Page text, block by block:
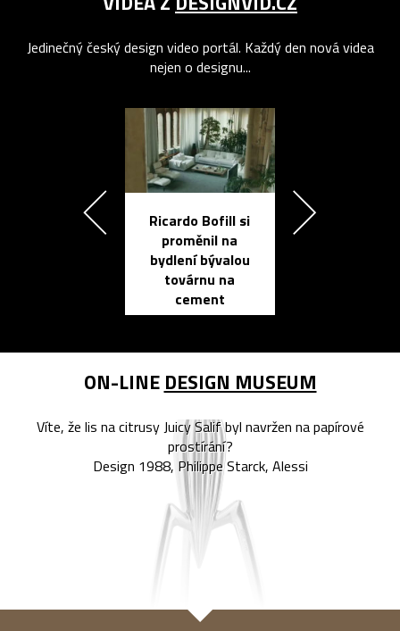
Jedinečný český design video portál. Každý den nová videa
nejen o designu...
Ricardo Bofill si
proměnil na
bydlení bývalou
továrnu na
cement
ON-LINE DESIGN MUSEUM
Víte, že lis na citrusy Juicy Salif byl navržen na papírové
prostírání?
Design 1988, Philippe Starck, Alessi